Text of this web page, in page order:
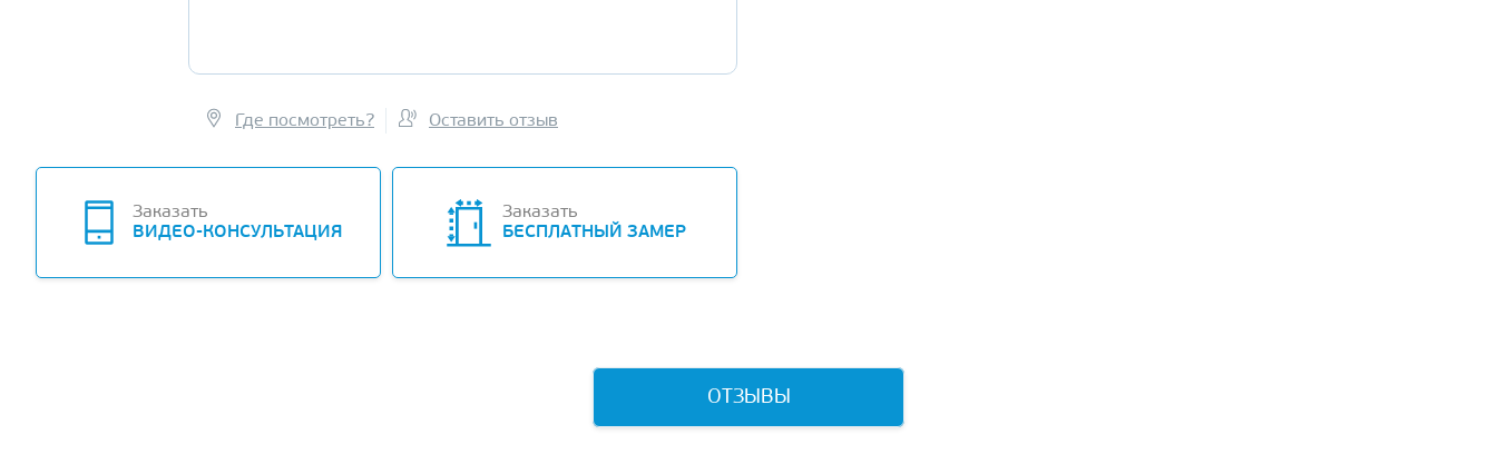
Где посмотреть? Оставить отзыв
Заказать
ВИДЕО-КОНСУЛЬТАЦИЯ
Заказать
БЕСПЛАТНЫЙ ЗАМЕР
ОТЗЫВЫ